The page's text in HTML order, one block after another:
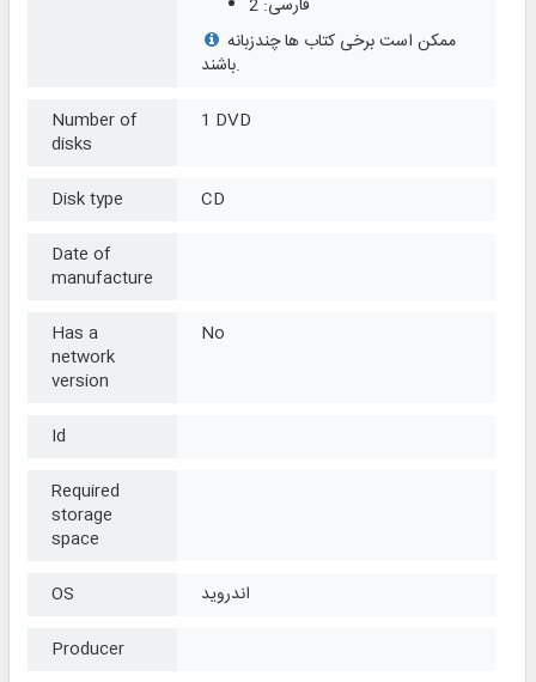
فارسی: 2
باشند.
Number of
disks
1 DVD
Disk type
CD
Date of
manufacture
Has a
network
version
No
Id
Required
storage
space
OS
اندروید
Producer